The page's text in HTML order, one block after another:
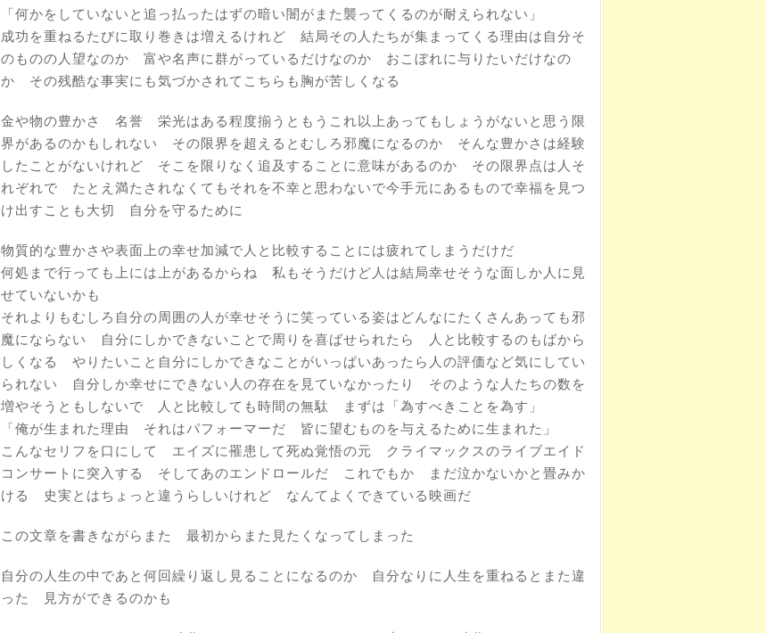
「何かをしていないと追っ払ったはずの暗い闇がまた襲ってくるのが耐えられない」
成功を重ねるたびに取り巻きは増えるけれど 結局その人たちが集まってくる理由は自分そ
のものの人望なのか 富や名声に群がっているだけなのか おこぼれに与りたいだけなの
か その残酷な事実にも気づかされてこちらも胸が苦しくなる
金や物の豊かさ 名誉 栄光はある程度揃うともうこれ以上あってもしょうがないと思う限
界があるのかもしれない その限界を超えるとむしろ邪魔になるのか そんな豊かさは経験
したことがないけれど そこを限りなく追及することに意味があるのか その限界点は人そ
れぞれで たとえ満たされなくてもそれを不幸と思わないで今手元にあるもので幸福を見つ
け出すことも大切 自分を守るために
物質的な豊かさや表面上の幸せ加減で人と比較することには疲れてしまうだけだ
何処まで行っても上には上があるからね 私もそうだけど人は結局幸せそうな面しか人に見
せていないかも
それよりもむしろ自分の周囲の人が幸せそうに笑っている姿はどんなにたくさんあっても邪
魔にならない 自分にしかできないことで周りを喜ばせられたら 人と比較するのもばから
しくなる やりたいこと自分にしかできなことがいっぱいあったら人の評価など気にしてい
られない 自分しか幸せにできない人の存在を見ていなかったり そのような人たちの数を
増やそうともしないで 人と比較しても時間の無駄 まずは「為すべきことを為す」
「俺が生まれた理由 それはパフォーマーだ 皆に望むものを与えるために生まれた」
こんなセリフを口にして エイズに罹患して死ぬ覚悟の元 クライマックスのライブエイド
コンサートに突入する そしてあのエンドロールだ これでもか まだ泣かないかと畳みか
ける 史実とはちょっと違うらしいけれど なんてよくできている映画だ
この文章を書きながらまた 最初からまた見たくなってしまった
自分の人生の中であと何回繰り返し見ることになるのか 自分なりに人生を重ねるとまた違
った 見方ができるのかも